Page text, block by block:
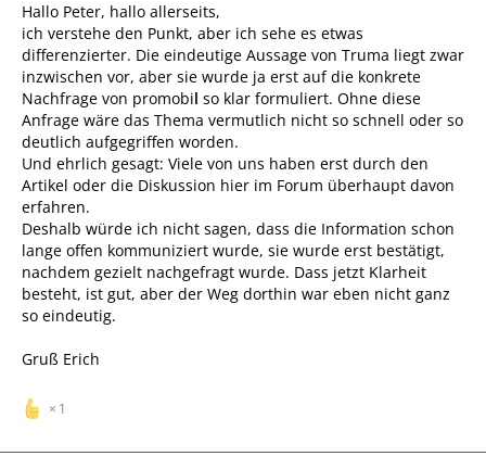
Hallo Peter, hallo allerseits,
ich verstehe den Punkt, aber ich sehe es etwas
differenzierter. Die eindeutige Aussage von Truma liegt zwar
inzwischen vor, aber sie wurde ja erst auf die konkrete
Nachfrage von promobil so klar formuliert. Ohne diese
Anfrage wäre das Thema vermutlich nicht so schnell oder so
deutlich aufgegriffen worden.
Und ehrlich gesagt: Viele von uns haben erst durch den
Artikel oder die Diskussion hier im Forum überhaupt davon
erfahren.
Deshalb würde ich nicht sagen, dass die Information schon
lange offen kommuniziert wurde, sie wurde erst bestätigt,
nachdem gezielt nachgefragt wurde. Dass jetzt Klarheit
besteht, ist gut, aber der Weg dorthin war eben nicht ganz
so eindeutig.
Gruß Erich
1